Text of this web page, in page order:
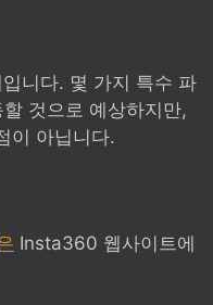
니다. 몇 가지 특수 파
것으로 예상하지만,
이 아닙니다.
Insta360 웹사이트에